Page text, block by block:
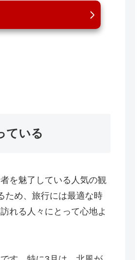
ている
を魅了している人気の観
ため、旅行には最適な時
れる人々にとって心地よ